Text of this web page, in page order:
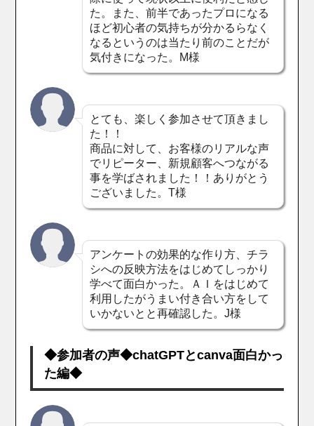
た。また、前半であったプロになる
ほど初心者の気持ちが分かるらなく
なるというのは当たり前のことだが
気付きになった。M様
とても、楽しく参加させて頂きまし
た！！
商品に対して、お客様のリアルな声
でリピーター、新規顧客へつながる
事を学ばされました！！ありがとう
ございました。T様
アンケートの効果的な作り方、チラ
シへの反映方法をはじめてしっかり
学べて面白かった。ＡＩをはじめて
利用したがうまい付き合い方をして
いかないとと再確認した。J様
◆参加者の声◆chatGPTとcanva面白かっ
た編◆